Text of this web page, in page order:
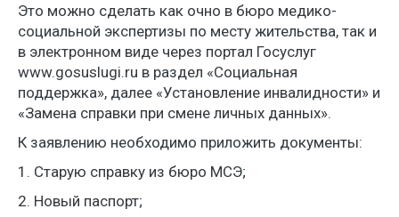
Это можно сделать как очно в бюро медико-
социальной экспертизы по месту жительства, так и
в электронном виде через портал Госуслуг
www.gosuslugi.ru в раздел «Социальная
поддержка», далее «Установление инвалидности» и
«Замена справки при смене личных данных».
К заявлению необходимо приложить документы:
1. Старую справку из бюро МСЭ;
2. Новый паспорт;